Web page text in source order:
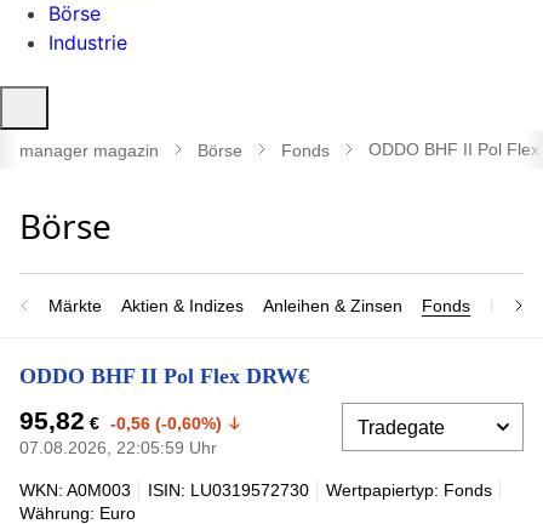
Börse
Industrie
öffnen
manager magazin Börse Fonds ODDO BHF II Pol
Märkte Aktien & Indizes Anleihen & Zinsen Fonds
ODDO BHF II Pol Flex DRW€
95,82 € -0,56 (-0,60%)
07.08.2026, 22:05:59 Uhr
WKN: A0M003 ISIN: LU0319572730
Wertpapiertyp: Fonds
Währung: Euro